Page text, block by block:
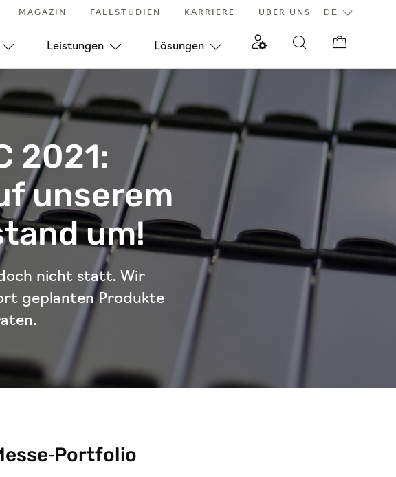
MAGAZIN FALLSTUDIEN KARRIERE ÜBER UNS
Leistungen Lösungen
2021:
unserem
um!
nicht statt. Wir
geplanten Produkte